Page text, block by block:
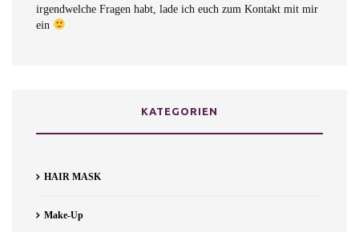
irgendwelche Fragen habt, lade ich euch zum Kontakt mit mir
ein
KATEGORIEN
HAIR MASK
Make-Up